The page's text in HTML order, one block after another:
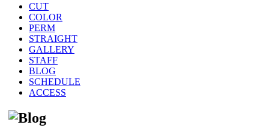
CUT
COLOR
PERM
STRAIGHT
GALLERY
STAFF
BLOG
SCHEDULE
ACCESS